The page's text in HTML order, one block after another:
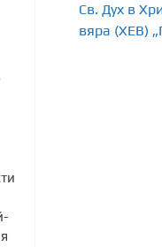
Св. Дух в
вяра (ХЕВ)